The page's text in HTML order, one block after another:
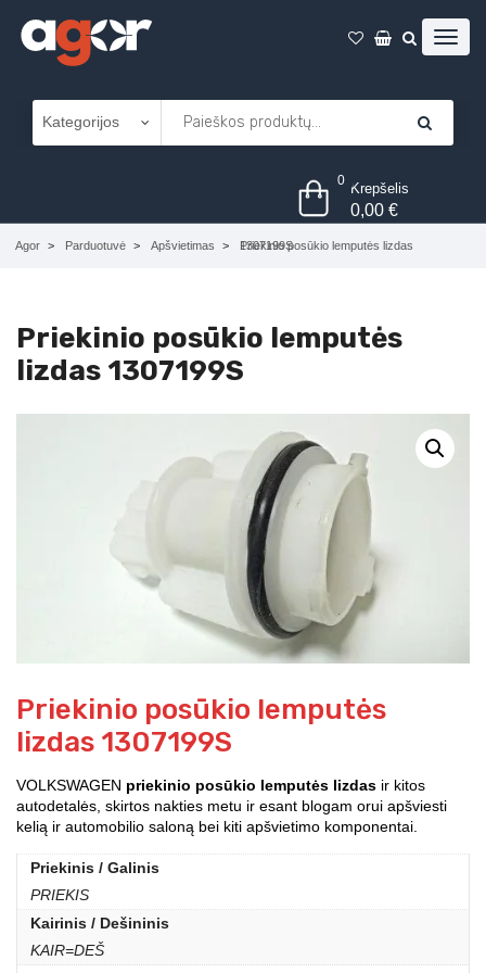
0 Krepšelis
0,00€
Agor Parduotuvė Apšvietimas Priekinio posūkio lemputės lizdas 1307199S
Priekinio posūkio lemputės
lizdas 1307199S
Priekinio posūkio lemputės
lizdas 1307199S
VOLKSWAGEN priekinio posūkio lemputės lizdas ir kitos
autodetalės, skirtos nakties metu ir esant blogam orui apšviesti
kelią ir automobilio saloną bei kiti apšvietimo komponentai.
Priekinis / Galinis
PRIEKIS
Kairinis / Dešininis
KAIR=DEŠ